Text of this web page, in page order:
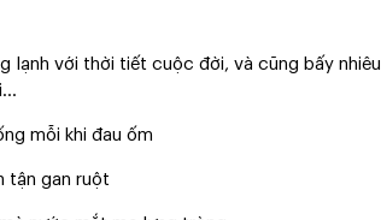
lạnh với thời tiết cuộc đời, và cũng bấy nhiêu
mỗi khi đau ốm
tận gan ruột